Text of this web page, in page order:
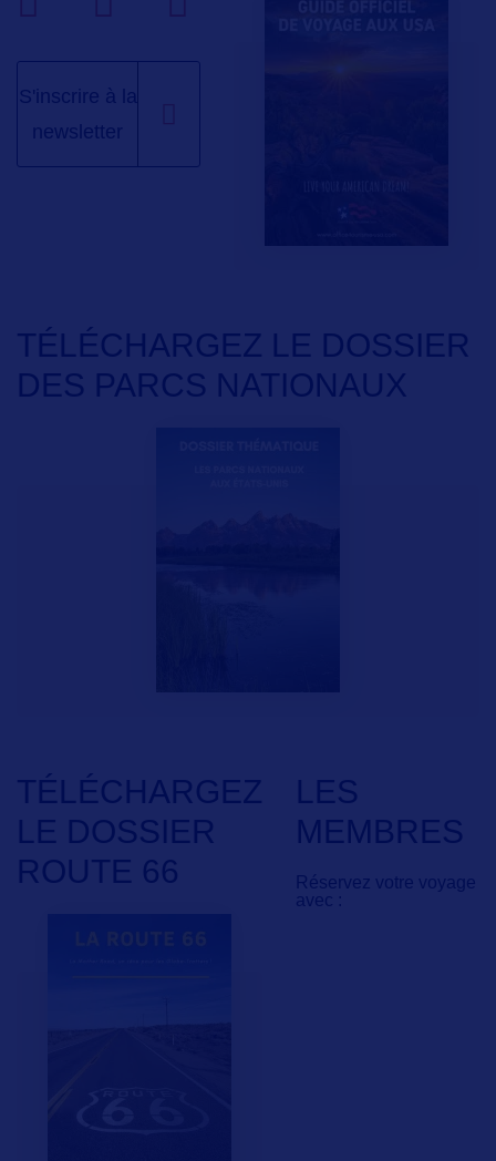
LES
MEMBRES
Réservez votre voyage
avec :
S'inscrire à la
newsletter
TÉLÉCHARGEZ LE DOSSIER
DES PARCS NATIONAUX
TÉLÉCHARGEZ
LE DOSSIER
ROUTE 66